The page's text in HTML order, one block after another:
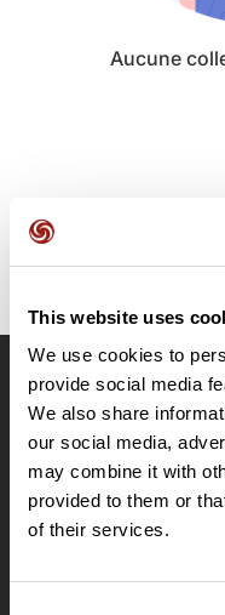
This website uses
We use cookies to
provide social media
We also share
our social media,
may combine it with
provided to them or
of their services.
Aucune
OpenRunner
Equipe
Carrières
À propos
Contact